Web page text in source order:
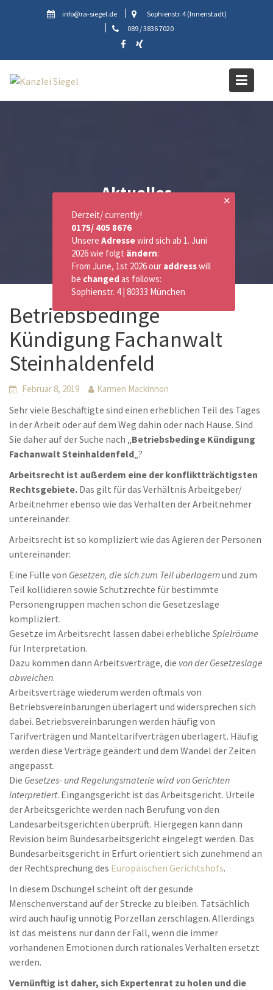
info@ra-siegel.de
Sophienstr. 4 (Innenstadt)
089 / 3836 7020
Aktuelles
Betriebsbedinge
Kündigung Fachanwalt
Steinhaldenfeld
Februar 8, 2019 Karmen Mackinnon
Sehr viele Beschäftigte sind einen erheblichen Teil des Tages
in der Arbeit oder auf dem Weg dahin oder nach Hause. Sind
Sie daher auf der Suche nach „Betriebsbedinge Kündigung
Fachanwalt Steinhaldenfeld„?
Arbeitsrecht ist außerdem eine der konfliktträchtigsten
Rechtsgebiete. Das gilt für das Verhältnis Arbeitgeber/
Arbeitnehmer ebenso wie das Verhalten der Arbeitnehmer
untereinander.
Arbeitsrecht ist so kompliziert wie das Agieren der Personen
untereinander:
Eine Fülle von Gesetzen, die sich zum Teil überlagernund zum
Teil kollidieren sowie Schutzrechte für bestimmte
Personengruppen machen schon die Gesetzeslage
kompliziert.
Gesetze im Arbeitsrecht lassen dabei erhebliche Spielräume
für Interpretation.
Dazu kommen dann Arbeitsverträge, die von der Gesetzeslage
abweichen.
Arbeitsverträge wiederum werden oftmals von
Betriebsvereinbarungen überlagert und widersprechen sich
dabei. Betriebsvereinbarungen werden häufig von
Tarifverträgen und Manteltarifverträgen überlagert. Häufig
werden diese Verträge geändert und dem Wandel der Zeiten
angepasst.
Die Gesetzes- und Regelungsmaterie wird von Gerichten
interpretiert. Eingangsgericht ist das Arbeitsgericht. Urteile
der Arbeitsgerichte werden nach Berufung von den
Landesarbeitsgerichten überprüft. Hiergegen kann dann
Revision beim Bundesarbeitsgericht eingelegt werden. Das
Bundesarbeitsgericht in Erfurt orientiert sich zunehmend an
der Rechtsprechung des Europäischen Gerichtshofs.
In diesem Dschungel scheint oft der gesunde
Menschenverstand auf der Strecke zu bleiben. Tatsächlich
wird auch häufig unnötig Porzellan zerschlagen. Allerdings
ist das meistens nur dann der Fall, wenn die immer
vorhandenen Emotionen durch rationales Verhalten ersetzt
werden.
Vernünftig ist daher, sich Expertenrat zu holen und die
✕
Derzeit/ currently!
0175/ 405 8676
Unsere Adressewird sich ab 1. Juni
2026 wie folgt ändern:
From June, 1st 2026 our addresswill
be changed as follows:
Sophienstr. 4 | 80333 München